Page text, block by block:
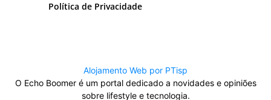
Política de Privacidade
Alojamento Web por PTisp
O Echo Boomer é um portal dedicado a novidades e opiniões
sobre lifestyle e tecnologia.